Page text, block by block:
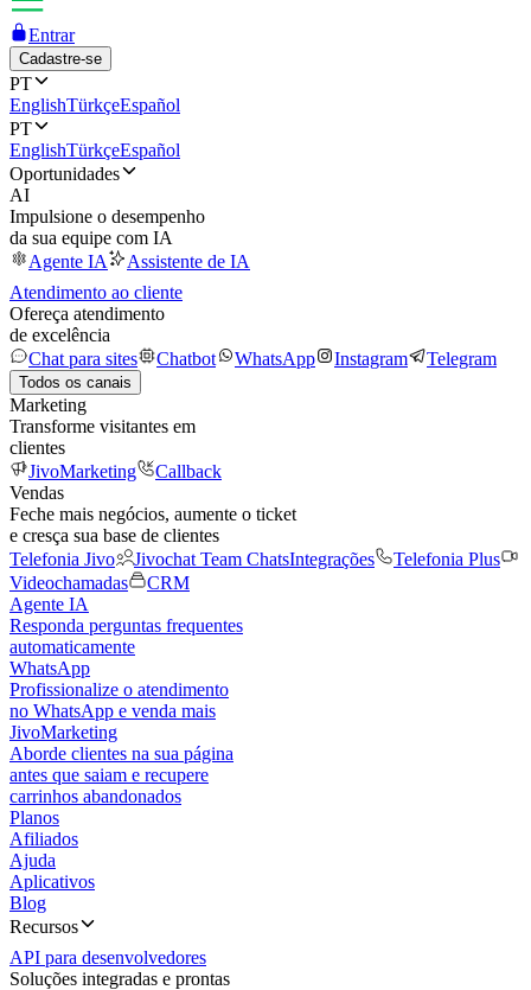
Entrar
Cadastre-se
PT
EnglishTürkçeEspañol
PT
EnglishTürkçeEspañol
Oportunidades
AI
Impulsione o desempenho
da sua equipe com IA
Agente IA
Assistente de IA
Atendimento ao cliente
Ofereça atendimento
de excelência
Chat para sites
Chatbot WhatsApp Instagram Telegram
Todos os canais
Marketing
Transforme visitantes em
clientes
JivoMarketing
Callback
Vendas
Feche mais negócios, aumente o ticket
e cresça sua base de clientes
Telefonia Jivo
Jivochat Team ChatsIntegrações
Telefonia Plus
Videochamadas
CRM
Agente IA
Responda perguntas frequentes
automaticamente
WhatsApp
Profissionalize o atendimento
no WhatsApp e venda mais
JivoMarketing
Aborde clientes na sua página
antes que saiam e recupere
carrinhos abandonados
Planos
Afiliados
Ajuda
Aplicativos
Blog
Recursos
API para desenvolvedores
Soluções integradas e prontas